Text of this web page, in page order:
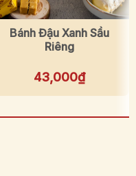
Bánh Đậu Xanh Sầu
Riêng
43,000₫